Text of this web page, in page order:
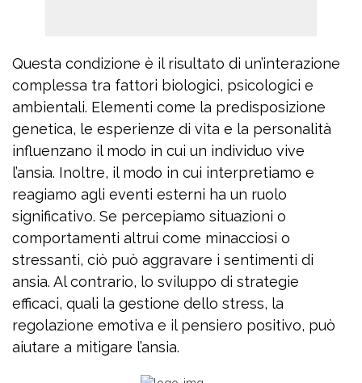
Questa condizione è il risultato di un’interazione
complessa tra fattori biologici, psicologici e
ambientali. Elementi come la predisposizione
genetica, le esperienze di vita e la personalità
influenzano il modo in cui un individuo vive
l’ansia. Inoltre, il modo in cui interpretiamo e
reagiamo agli eventi esterni ha un ruolo
significativo. Se percepiamo situazioni o
comportamenti altrui come minacciosi o
stressanti, ciò può aggravare i sentimenti di
ansia. Al contrario, lo sviluppo di strategie
efficaci, quali la gestione dello stress, la
regolazione emotiva e il pensiero positivo, può
aiutare a mitigare l’ansia.